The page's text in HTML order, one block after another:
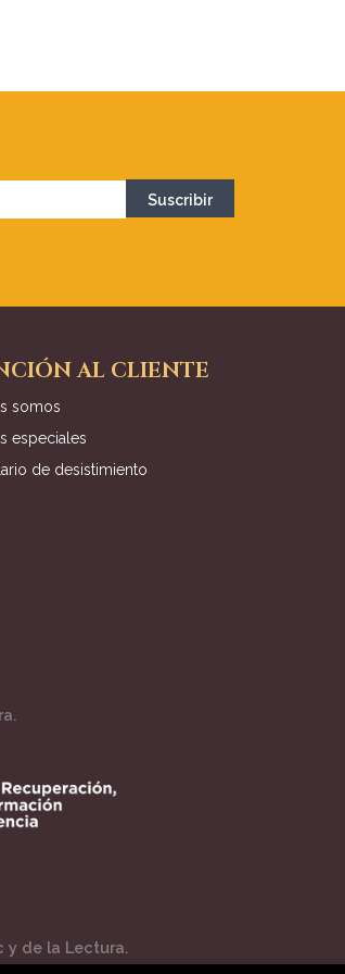
AL CLIENTE
somos
especiales
de desistimiento
y de la Lectura.